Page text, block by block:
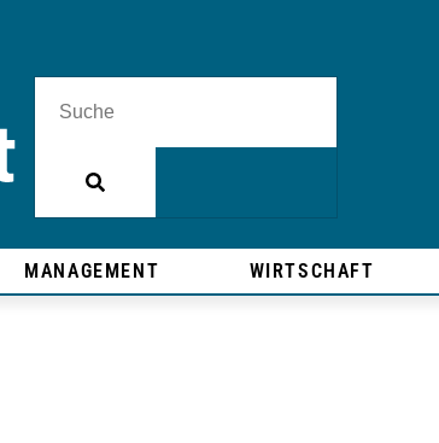
MANAGEMENT WIRTSCHAFT